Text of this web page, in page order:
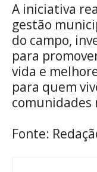
A iniciativa
gestão
do campo,
para
vida e
para quem
comunidades
Fonte: